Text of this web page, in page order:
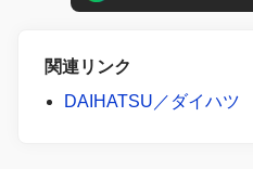
関連リンク
DAIHATSU／ダイハツ